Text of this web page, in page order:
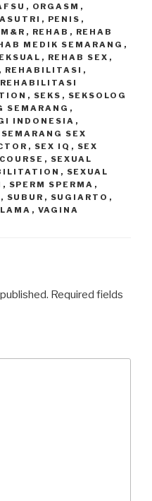
, ORGASM ,
, PENIS ,
, REHAB , REHAB
MEDIK SEMARANG ,
, REHAB SEX ,
, REHABILITASI ,
REHABILITASI
, SEKS , SEKSOLOG
SEMARANG ,
INDONESIA ,
SEMARANG SEX
, SEX IQ , SEX
, SEXUAL
, SEXUAL
, SPERM SPERMA ,
, SUBUR , SUGIARTO ,
, VAGINA
Required fields